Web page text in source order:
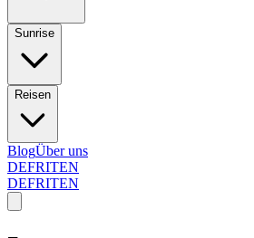
Sunrise
Reisen
BlogÜber uns
DEFRITEN
DEFRITEN